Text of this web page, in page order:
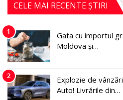
CELE MAI RECENTE ȘTIRI
1
Gata cu importul
Moldova și…
2
Explozie de
Auto! Livrările din…